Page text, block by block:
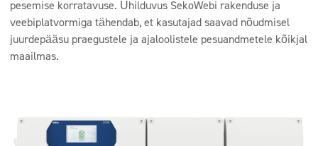
pesemise korratavuse. Ühilduvus SekoWebi rakenduse ja
veebiplatvormiga tähendab, et kasutajad saavad nõudmisel
juurdepääsu praegustele ja ajaloolistele pesuandmetele kõikjal
maailmas.